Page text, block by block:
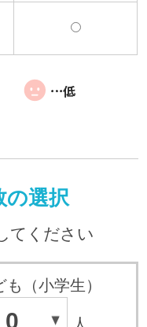
の選択
てください
も（小学生）
0